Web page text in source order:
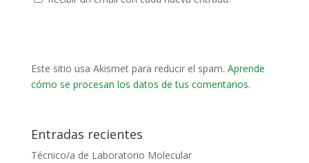
Este sitio usa Akismet para reducir el spam. Aprende
cómo se procesan los datos de tus comentarios.
Entradas recientes
Técnico/a de Laboratorio Molecular